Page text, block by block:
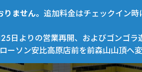
りません。追加料金はチェックイン
日よりの営業再開、およびゴンゴ
ソン安比高原店前を前森山山頂へ変